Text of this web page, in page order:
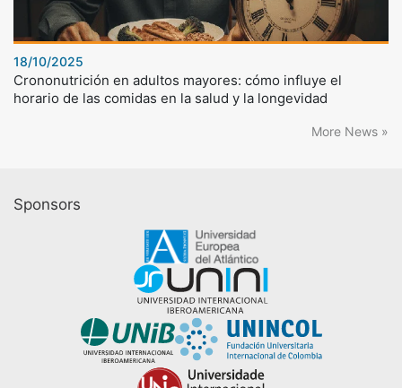
18/10/2025
Crononutrición en adultos mayores: cómo influye el
horario de las comidas en la salud y la longevidad
More News »
Sponsors